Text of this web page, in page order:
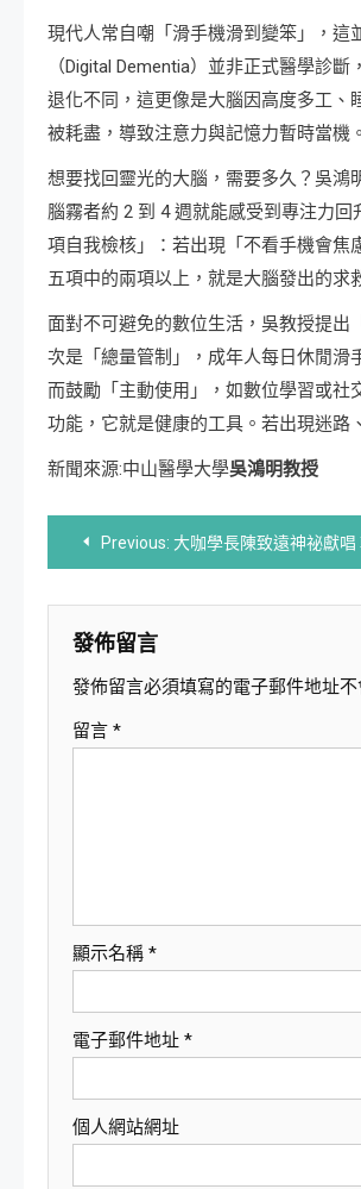
現代人常自嘲「滑手機滑到變笨」，這
（Digital Dementia）並非正式醫學診
退化不同，這更像是大腦因高度多工、
被耗盡，導致注意力與記憶力暫時當機
想要找回靈光的大腦，需要多久？吳鴻
腦霧者約 2 到 4 週就能感受到專注力
項自我檢核」：若出現「不看手機會焦
五項中的兩項以上，就是大腦發出的求
面對不可避免的數位生活，吳教授提出
次是「總量管制」，成年人每日休閒滑
而鼓勵「主動使用」，如數位學習或社
功能，它就是健康的工具。若出現迷路
新聞來源:中山醫學大學吳鴻明教授
章
導
覽
Previous: 大咖學長陳致遠神祕獻唱
發佈留言
發佈留言必須填寫的電子郵件地址不
留言 *
顯示名稱 *
電子郵件地址 *
個人網站網址